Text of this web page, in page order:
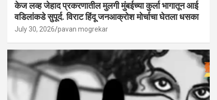
केज लव्ह जेहाद प्रकरणातील मुलगी मुंबईच्या कुर्ला भागातून आई
वडिलांकडे सुपूर्द. विराट हिंदू जनआक्रोश मोर्चाचा घेतला धसका
July 30, 2026 pavan mogrekar